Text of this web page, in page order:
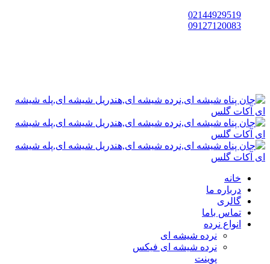
02144929519
09127120083
خانه
درباره ما
گالری
تماس باما
انواع نرده
نرده شیشه ای
نرده شیشه ای فیکس
پوینت